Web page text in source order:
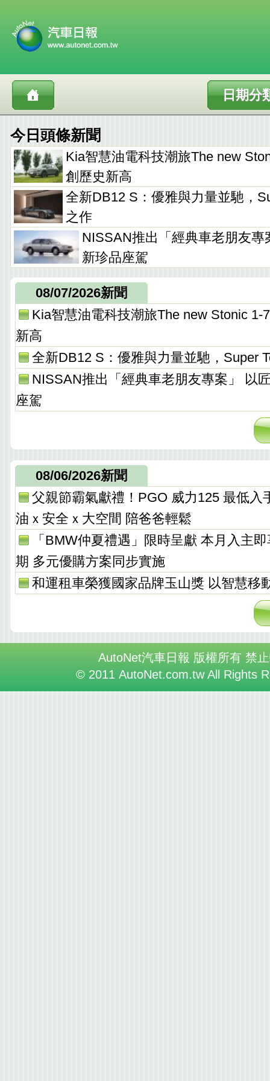
日期分
今日頭條新聞
Kia智慧油電科技潮旅The new
創歷史新高
全新DB12 S：優雅與力量並馳，
之作
NISSAN推出「經典車老朋友專
新珍品座駕
08/07/2026新聞
Kia智慧油電科技潮旅The new Stonic 1-
新高
全新DB12 S：優雅與力量並馳，Super
NISSAN推出「經典車老朋友專案」 以
座駕
08/06/2026新聞
父親節霸氣獻禮！PGO 威力125 最低入
油ｘ安全ｘ大空間 陪爸爸輕鬆
「BMW仲夏禮遇」限時呈獻 本月入主
期 多元優購方案同步實施
和運租車榮獲國家品牌玉山獎 以智慧移
AutoNet汽車日報 版權所有 禁
© 2011 AutoNet.com.tw All Rights